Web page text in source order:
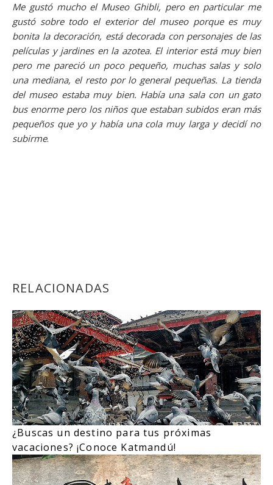
Me gustó mucho el Museo Ghibli, pero en particular me
gustó sobre todo el exterior del museo porque es muy
bonita la decoración, está decorada con personajes de las
películas y jardines en la azotea. El interior está muy bien
pero me pareció un poco pequeño, muchas salas y solo
una mediana, el resto por lo general pequeñas. La tienda
del museo estaba muy bien. Había una sala con un gato
bus enorme pero los niños que estaban subidos eran más
pequeños que yo y había una cola muy larga y decidí no
subirme.
RELACIONADAS
¿Buscas un destino para tus próximas
vacaciones? ¡Conoce Katmandú!